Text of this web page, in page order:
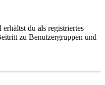
du als registriertes
zu Benutzergruppen und